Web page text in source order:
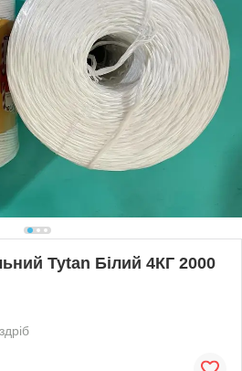
Tytan Білий 4КГ 2000